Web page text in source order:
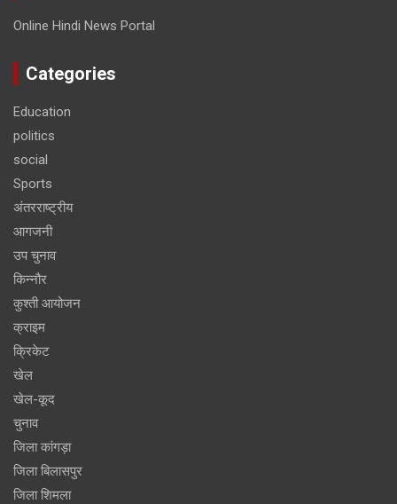
Online Hindi News Portal
Categories
Education
politics
social
Sports
अंतरराष्ट्रीय
आगजनी
उप चुनाव
किन्नौर
कुश्ती आयोजन
क्राइम
क्रिकेट
खेल
खेल-कूद
चुनाव
जिला कांगड़ा
जिला बिलासपुर
जिला शिमला